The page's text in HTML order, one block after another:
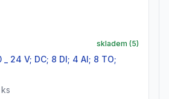
skladem (5)
ks